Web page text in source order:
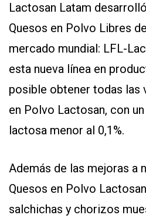
DEL
Lactosan Latam
Quesos en Polvo Libres
mercado mundial: LFL-
esta nueva línea en
posible obtener todas las
en Polvo Lactosan, con
lactosa menor al 0,1%.
Además de las mejoras a
Quesos en Polvo
salchichas y chorizos